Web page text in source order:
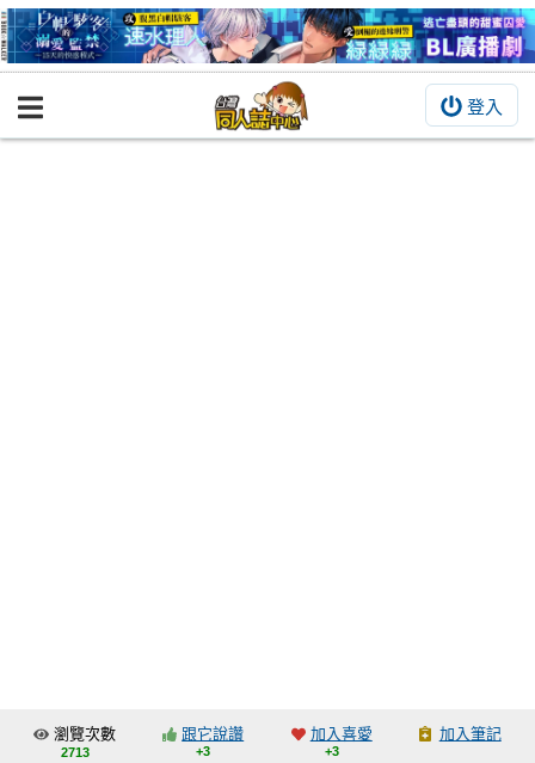
登入
BOOKY書集倉庫
交流中心
瀏覽次數
2713
跟它說讚
+3
加入喜愛
+3
加入筆記